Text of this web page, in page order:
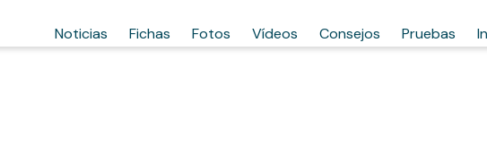
Noticias Fichas Fotos Vídeos Consejos Pruebas